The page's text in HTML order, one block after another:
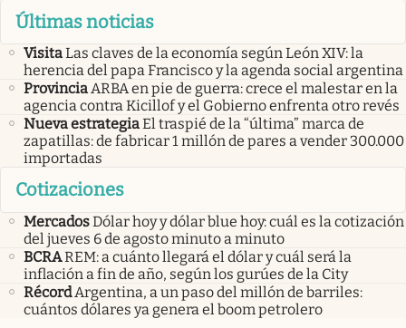
Últimas noticias
VisitaLas claves de la economía según León XIV: la
herencia del papa Francisco y la agenda social argentina
ProvinciaARBA en pie de guerra: crece el malestar en la
agencia contra Kicillof y el Gobierno enfrenta otro revés
Nueva estrategiaEl traspié de la “última” marca de
zapatillas: de fabricar 1 millón de pares a vender 300.000
importadas
Cotizaciones
MercadosDólar hoy y dólar blue hoy: cuál es la cotización
del jueves 6 de agosto minuto a minuto
BCRAREM: a cuánto llegará el dólar y cuál será la
inflación a fin de año, según los gurúes de la City
Récord Argentina, a un paso del millón de barriles:
cuántos dólares ya genera el boom petrolero